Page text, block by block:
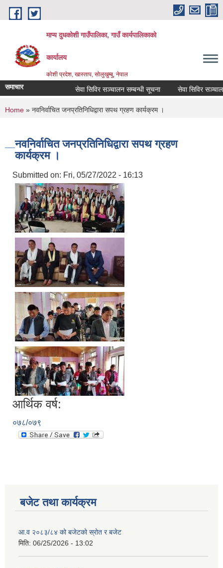
Skip to main content
माप्य दुधकोशी गाउँपालिका, गाउँ कार्यपालिकाको
कार्यालय
कोशी प्रदेश, खास्ताप, सोलुखुम्बु, नेपाल
समाचार सेवा सिविर सञ्चालन सम्बन्धी सूचना सेवा सिविर सञ्चालन
You are here
Home » नवनिर्वाचित जनप्रतिनिधिद्वारा सपथ ग्रहण कार्यक्रम ।
नवनिर्वाचित जनप्रतिनिधिद्वारा सपथ ग्रहण
कार्यक्रम ।
Submitted on: Fri, 05/27/2022 - 16:13
आर्थिक वर्ष:
०७८/०७९
बजेट तथा कार्यक्रम
आ.व २०८३/८४ को बजेटको स्रोत र बजेट
मिति: 06/25/2026 - 13:02